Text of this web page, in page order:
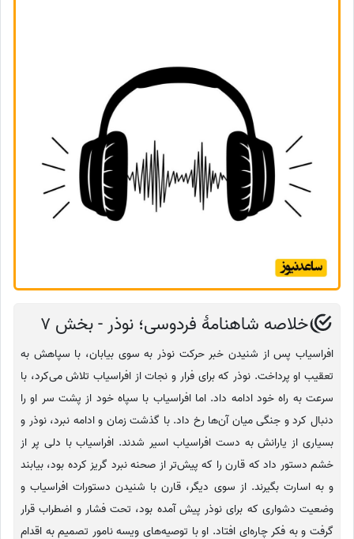
خلاصه شاهنامهٔ فردوسی؛ نوذر - بخش 7
افراسیاب پس از شنیدن خبر حرکت نوذر به سوی بیابان، با سپاهش به
تعقیب او پرداخت. نوذر که برای فرار و نجات از افراسیاب تلاش می‌کرد، با
سرعت به راه خود ادامه داد. اما افراسیاب با سپاه خود از پشت سر او را
دنبال کرد و جنگی میان آن‌ها رخ داد. با گذشت زمان و ادامه نبرد، نوذر و
بسیاری از یارانش به دست افراسیاب اسیر شدند. افراسیاب با دلی پر از
خشم دستور داد که قارن را که پیش‌تر از صحنه نبرد گریز کرده بود، بیابند
و به اسارت بگیرند. از سوی دیگر، قارن با شنیدن دستورات افراسیاب و
وضعیت دشواری که برای نوذر پیش آمده بود، تحت فشار و اضطراب قرار
گرفت و به فکر چاره‌ای افتاد. او با توصیه‌های ویسه نامور تصمیم به اقدام